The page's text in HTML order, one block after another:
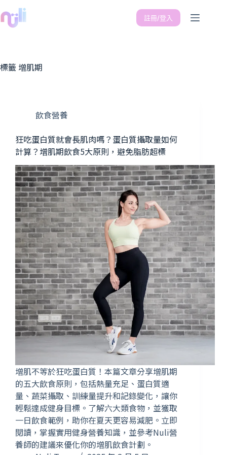
註冊/登入
標籤 增肌期
飲食營養
狂吃蛋白質就會長肌肉嗎？蛋白質攝取量如何
計算？增肌期飲食5大原則，避免脂肪超標
增肌不等於狂吃蛋白質！本篇文章分享增肌期
的五大飲食原則，包括熱量充足、蛋白質適
量、蔬菜攝取、訓練量提升和記錄變化，讓你
輕鬆達成健身目標。了解六大類食物，並獲取
一日飲食範例，助你在夏天更容易減肥。立即
閱讀，掌握實用健身營養知識，並參考Nuli營
養師的建議來優化你的增肌飲食計劃。